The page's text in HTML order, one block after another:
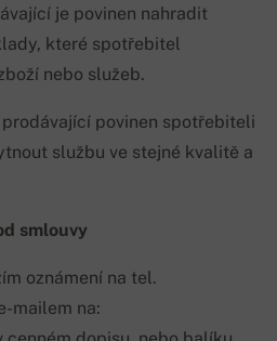
je povinen nahradit
které spotřebitel
nebo služeb.
povinen spotřebiteli
službu ve stejné kvalitě a
smlouvy
oznámení na tel.
mailem na: